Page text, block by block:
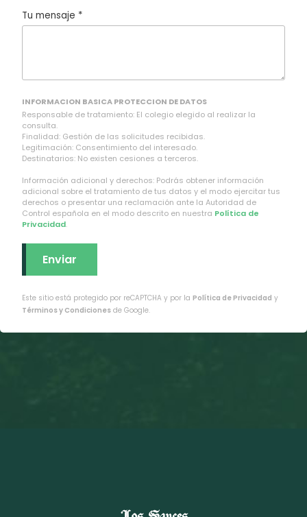
Tu mensaje *
INFORMACION BASICA PROTECCION DE DATOS
Responsable de tratamiento: El colegio elegido al realizar la
consulta.
Finalidad: Gestión de las solicitudes recibidas.
Legitimación: Consentimiento del interesado.
Destinatarios: No existen cesiones a terceros.
Información adicional y derechos: Podrás obtener información
adicional sobre el tratamiento de tus datos y el modo ejercitar tus
derechos o presentar una reclamación ante la Autoridad de
Control española en el modo descrito en nuestra Política de
Privacidad.
Este sitio está protegido por reCAPTCHA y por la Política de Privacidad y
Términos y Condiciones de Google.